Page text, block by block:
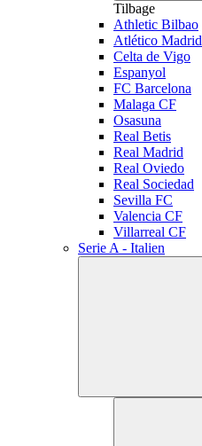
Tilbage
Athletic Bilbao
Atlético Madrid
Celta de Vigo
Espanyol
FC Barcelona
Malaga CF
Osasuna
Real Betis
Real Madrid
Real Oviedo
Real Sociedad
Sevilla FC
Valencia CF
Villarreal CF
Serie A - Italien